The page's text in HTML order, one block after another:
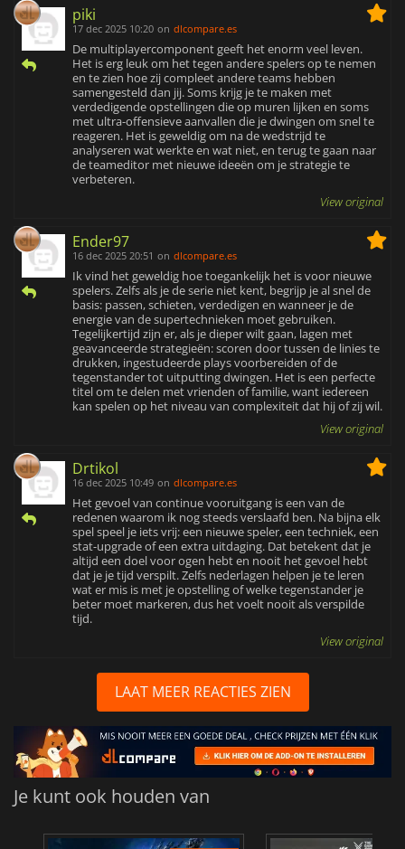
piki
17 dec 2025 10:20 on dlcompare.es
De multiplayercomponent geeft het enorm veel leven.
Het is erg leuk om het tegen andere spelers op te nemen
en te zien hoe zij compleet andere teams hebben
samengesteld dan jij. Soms krijg je te maken met
verdedigende opstellingen die op muren lijken en soms
met ultra-offensieve aanvallen die je dwingen om snel te
reageren. Het is geweldig om na de wedstrijd te
analyseren wat werkte en wat niet, en terug te gaan naar
de teameditor met nieuwe ideeën om je strategie te
verbeteren.
View original
Ender97
16 dec 2025 20:51 on dlcompare.es
Ik vind het geweldig hoe toegankelijk het is voor nieuwe
spelers. Zelfs als je de serie niet kent, begrijp je al snel de
basis: passen, schieten, verdedigen en wanneer je de
energie van de supertechnieken moet gebruiken.
Tegelijkertijd zijn er, als je dieper wilt gaan, lagen met
geavanceerde strategieën: scoren door tussen de linies te
drukken, ingestudeerde plays voorbereiden of de
tegenstander tot uitputting dwingen. Het is een perfecte
titel om te delen met vrienden of familie, want iedereen
kan spelen op het niveau van complexiteit dat hij of zij wil.
View original
Drtikol
16 dec 2025 10:49 on dlcompare.es
Het gevoel van continue vooruitgang is een van de
redenen waarom ik nog steeds verslaafd ben. Na bijna elk
spel speel je iets vrij: een nieuwe speler, een techniek, een
stat-upgrade of een extra uitdaging. Dat betekent dat je
altijd een doel voor ogen hebt en nooit het gevoel hebt
dat je je tijd verspilt. Zelfs nederlagen helpen je te leren
wat er mis is met je opstelling of welke tegenstander je
beter moet markeren, dus het voelt nooit als verspilde
tijd.
View original
LAAT MEER REACTIES ZIEN
Je kunt ook houden van